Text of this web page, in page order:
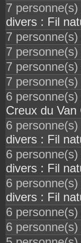
7
divers : Fil
7
7
7
7
6
Creux du Van
6
divers : Fil
6
divers : Fil
6
divers : Fil
6
6